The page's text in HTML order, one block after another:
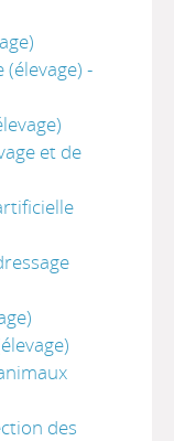
-
et de
des